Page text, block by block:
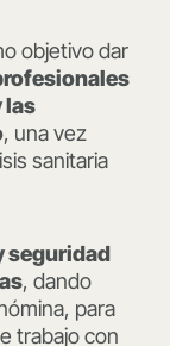
objetivo dar
las
, una vez
sanitaria
seguridad
, dando
para
trabajo con